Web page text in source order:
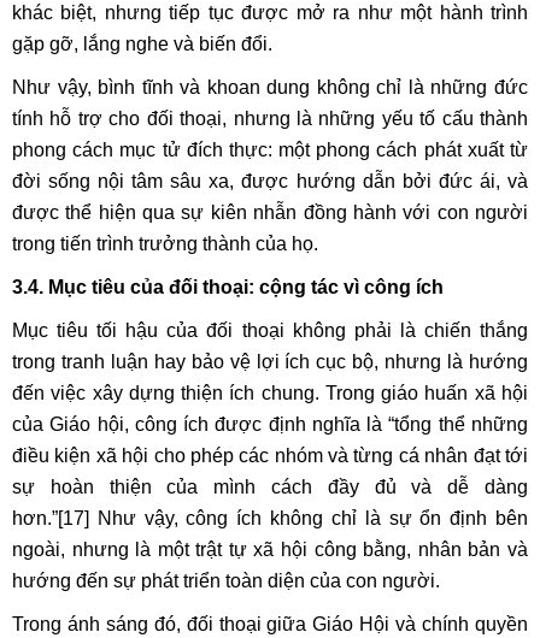
khác biệt, nhưng tiếp tục được mở ra như một hành trình
gặp gỡ, lắng nghe và biến đổi.
Như vậy, bình tĩnh và khoan dung không chỉ là những đức
tính hỗ trợ cho đối thoại, nhưng là những yếu tố cấu thành
phong cách mục tử đích thực: một phong cách phát xuất từ
đời sống nội tâm sâu xa, được hướng dẫn bởi đức ái, và
được thể hiện qua sự kiên nhẫn đồng hành với con người
trong tiến trình trưởng thành của họ.
3.4. Mục tiêu của đối thoại: cộng tác vì công ích
Mục tiêu tối hậu của đối thoại không phải là chiến thắng
trong tranh luận hay bảo vệ lợi ích cục bộ, nhưng là hướng
đến việc xây dựng thiện ích chung. Trong giáo huấn xã hội
của Giáo hội, công ích được định nghĩa là “tổng thể những
điều kiện xã hội cho phép các nhóm và từng cá nhân đạt tới
sự hoàn thiện của mình cách đầy đủ và dễ dàng
hơn.”[17]
Như vậy, công ích không chỉ là sự ổn định bên
ngoài, nhưng là một trật tự xã hội công bằng, nhân bản và
hướng đến sự phát triển toàn diện của con người.
Trong ánh sáng đó, đối thoại giữa Giáo Hội và chính quyền